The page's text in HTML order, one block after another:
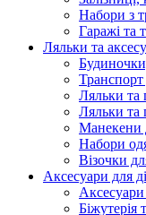
Набори з
Гаражі та
Ляльки та
Транспорт
Ляльки та
Ляльки та
Манекени
Набори
Візочки
Аксесуари для
Біжутерія